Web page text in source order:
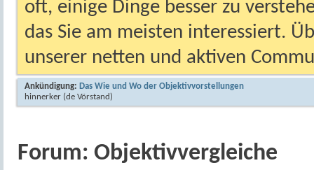
oft, einige Dinge besser zu
das Sie am meisten interessiert.
unserer netten und aktiven
Ankündigung: Das Wie und Wo der Objektivvorstellungen
hinnerker (de Vörstand)
Forum: Objektivvergleiche